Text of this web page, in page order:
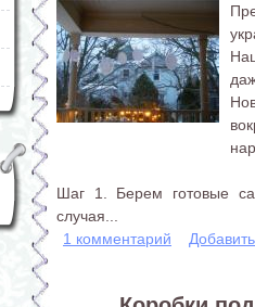
Шаг 1. Берем готовые
случая...
1 комментарий